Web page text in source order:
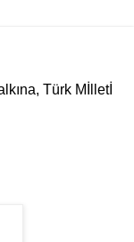
Türk Mİlletİ